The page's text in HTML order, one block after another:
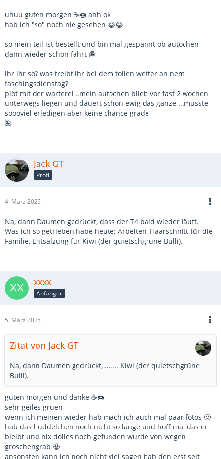
uhuu guten morgen ☕🍩 ahh ok
hab ich "so" noch nie gesehen 😂😂
so mein teil ist bestellt und bin mal gespannt ob autochen
dann wieder schön fährt 🏝️
ihr ihr so? was treibt ihr bei dem tollen wetter an nem
faschingsdienstag?
plöt mit der warterei ..mein autochen blieb vor fast 2 wochen
unterwegs liegen und dauert schon ewig das ganze ...müsste
soooviel erledigen aber keine chance grade
🌺
Jack GT
Profi
4. März 2025
Na, dann Daumen gedrückt, dass der T4 bald wieder läuft.
Was ich so getrieben habe heute: Arbeiten, Haarschnitt für die
Familie, Entsalzung für Kiwi (der quietschgrüne Bulli).
xxxx
Anfänger
5. März 2025
Zitat von Jack GT
Na, dann Daumen gedrückt, ....... Kiwi (der quietschgrüne
Bulli).
guten morgen und danke ☕🍩
sehr geiles gruen
wenn ich meinen wieder hab mach ich auch mal paar fotos 🥴
hab das huddelchen noch nicht so lange und hoff mal das er
bleibt und nix dolles noch gefunden wurde von wegen
groschengrab 🧟
ansonsten kann ich noch nicht viel sagen hab den erst seit